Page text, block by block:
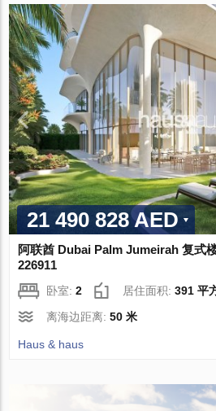
21 490 828 AED
阿联酋 Dubai Palm Jumeirah 复式
226911
卧室:2 居住面积:391 平
离海边距离:50 米
Haus & haus